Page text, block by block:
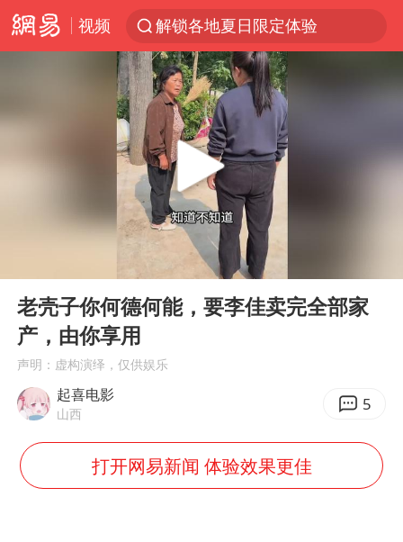
视频
解锁各地夏日限定体验
西湖突现狂风暴雨 游客瞬间被浇透
河南重大刑事案嫌疑人落网
黄金创今年来最大单周涨幅
金饰克价一夜涨回1300元
白海豚将正面袭击贯穿浙江
酒店回应车内过夜被收150元
牛津大学一纸声明甩不了锅
女主硬加吻戏短剧已下架
浙江台州《告全体市民书》
Play
老壳子你何德何能，要李佳卖完全部家
产，由你享用
声明：虚构演绎，仅供娱乐
起喜电影
山西 5
打开网易新闻 体验效果更佳